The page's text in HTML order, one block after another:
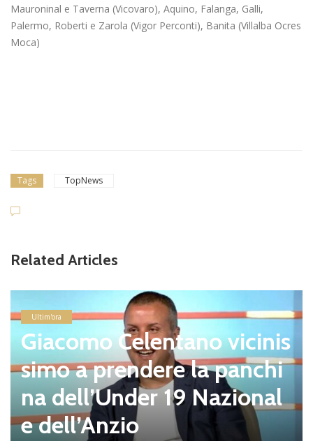
Mauroninal e Taverna (Vicovaro), Aquino, Falanga, Galli,
Palermo, Roberti e Zarola (Vigor Perconti), Banita (Villalba Ocres
Moca)
Tags TopNews
Related Articles
Ultim'ora
Giacomo Celentano vicinis
simo a prendere la panchi
na dell’Under 19 Nazional
e dell’Anzio